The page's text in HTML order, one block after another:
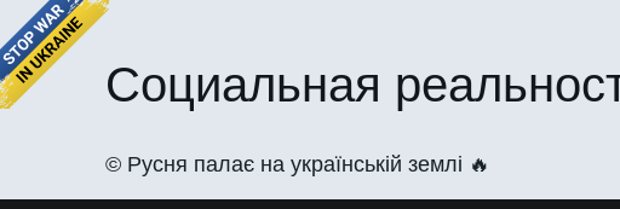
Социальная
©️ Русня палає на українській землі 🔥